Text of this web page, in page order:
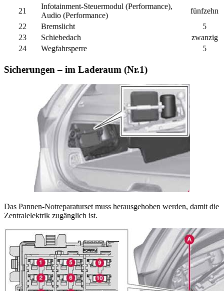
21
Infotainment-Steuermodul (Performance),
Audio (Performance)
fünfzehn
22
Bremslicht
5
23
Schiebedach
zwanzig
24
Wegfahrsperre 5
Sicherungen – im Laderaum (Nr.1)
Das Pannen-Notreparaturset muss herausgehoben werden, damit die
Zentralelektrik zugänglich ist.